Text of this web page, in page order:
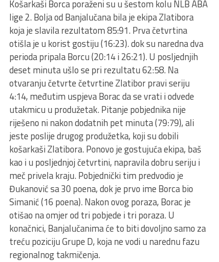
Košarkaši Borca poraženi su u šestom kolu NLB ABA
lige 2. Bolja od Banjalučana bila je ekipa Zlatibora
koja je slavila rezultatom 85:91.Prva četvrtina
otišla je u korist gostiju (16:23). dok su naredna dva
perioda pripala Borcu (20:14 i 26:21). U posljednjih
deset minuta ušlo se pri rezultatu 62:58. Na
otvaranju četvrte četvrtine Zlatibor pravi seriju
4:14, međutim uspjeva Borac da se vrati i odvede
utakmicu u produžetak. Pitanje pobjednika nije
riješeno ni nakon dodatnih pet minuta (79:79), ali
jeste poslije drugog produžetka, koji su dobili
košarkaši Zlatibora. Ponovo je gostujuća ekipa, baš
kao i u posljednjoj četvrtini, napravila dobru seriju i
meč privela kraju. Pobjednički tim predvodio je
Đukanović sa 30 poena, dok je prvo ime Borca bio
Simanić (16 poena). Nakon ovog poraza, Borac je
otišao na omjer od tri pobjede i tri poraza. U
konačnici, Banjalučanima će to biti dovoljno samo za
treću poziciju Grupe D, koja ne vodi u narednu fazu
regionalnog takmičenja.